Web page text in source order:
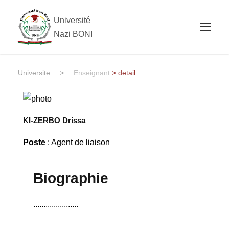
Université
Nazi BONI
Universite > Enseignant > detail
KI-ZERBO Drissa
Poste: Agent de liaison
Biographie
......................